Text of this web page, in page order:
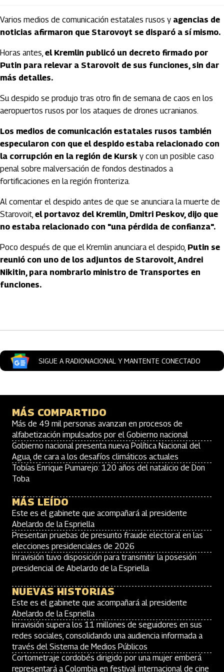
Varios medios de comunicación estatales rusos y agencias de
noticias afirmaron que Starovoyt se disparó a sí mismo.
Horas antes, el Kremlin publicó un decreto firmado por
Putin para relevar a Starovoit de sus funciones, sin dar
más detalles.
Su despido se produjo tras otro fin de semana de caos en los
aeropuertos rusos por los ataques de drones ucranianos.
Los medios de comunicación estatales rusos también
especularon con que el despido estaba relacionado con
la corrupción en la región de Kursk y con un posible caso
penal sobre malversación de fondos destinados a
fortificaciones en la región fronteriza.
Al comentar el despido antes de que se anunciara la muerte de
Starovoit, el portavoz del Kremlin, Dmitri Peskov, dijo que
no estaba relacionado con "una pérdida de confianza".
Poco después de que el Kremlin anunciara el despido, Putin se
reunió con uno de los adjuntos de Starovoit, Andrei
Nikitin, para nombrarlo ministro de Transportes en
funciones.
SIGUE A RADIONACIONAL Y MANTENTE CONECTADO
MÁS COMPARTIDO
Más de 49 mil personas avanzan en procesos de
alfabetización impulsados por el Gobierno nacional
Gobierno nacional presenta nueva Política Nacional del
Agua, de cara a los desafíos climáticos actuales
Tobías Enrique Pumarejo: 120 años del natalicio de Don
Toba
MÁS LEÍDO
Este es el gabinete que acompañará al presidente
Abelardo de la Espriella
Presentan pruebas de presunto fraude electoral en las
elecciones presidenciales de 2026
Inravisión tuvo disposición para transmitir la posesión
presidencial de Abelardo de la Espriella
NUEVAS HISTORIAS
Este es el gabinete que acompañará al presidente
Abelardo de la Espriella
Inravisión supera los 11 millones de seguidores en sus
redes sociales, consolidando una audiencia informada a
través del Sistema de Medios Públicos
Cortometraje cordobés dirigido por una mujer emberá
representará a Colombia en festival internacional de cine